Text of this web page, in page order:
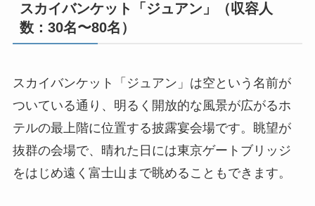
スカイバンケット「ジュアン」（収容人
数：30名〜80名）
スカイバンケット「ジュアン」は空という名前が
ついている通り、明るく開放的な風景が広がるホ
テルの最上階に位置する披露宴会場です。眺望が
抜群の会場で、晴れた日には東京ゲートブリッジ
をはじめ遠く富士山まで眺めることもできます。